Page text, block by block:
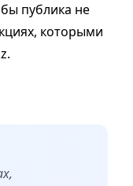
публика не
которыми